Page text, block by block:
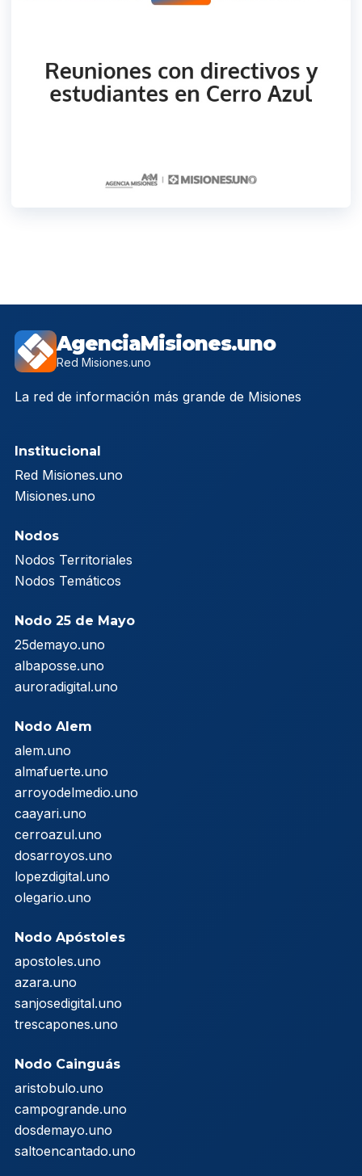
AgenciaMisiones.uno
Red Misiones.uno
La red de información más grande de Misiones
Institucional
Red Misiones.uno
Misiones.uno
Nodos
Nodos Territoriales
Nodos Temáticos
Nodo 25 de Mayo
25demayo.uno
albaposse.uno
auroradigital.uno
Nodo Alem
alem.uno
almafuerte.uno
arroyodelmedio.uno
caayari.uno
cerroazul.uno
dosarroyos.uno
lopezdigital.uno
olegario.uno
Nodo Apóstoles
apostoles.uno
azara.uno
sanjosedigital.uno
trescapones.uno
Nodo Cainguás
aristobulo.uno
campogrande.uno
dosdemayo.uno
saltoencantado.uno